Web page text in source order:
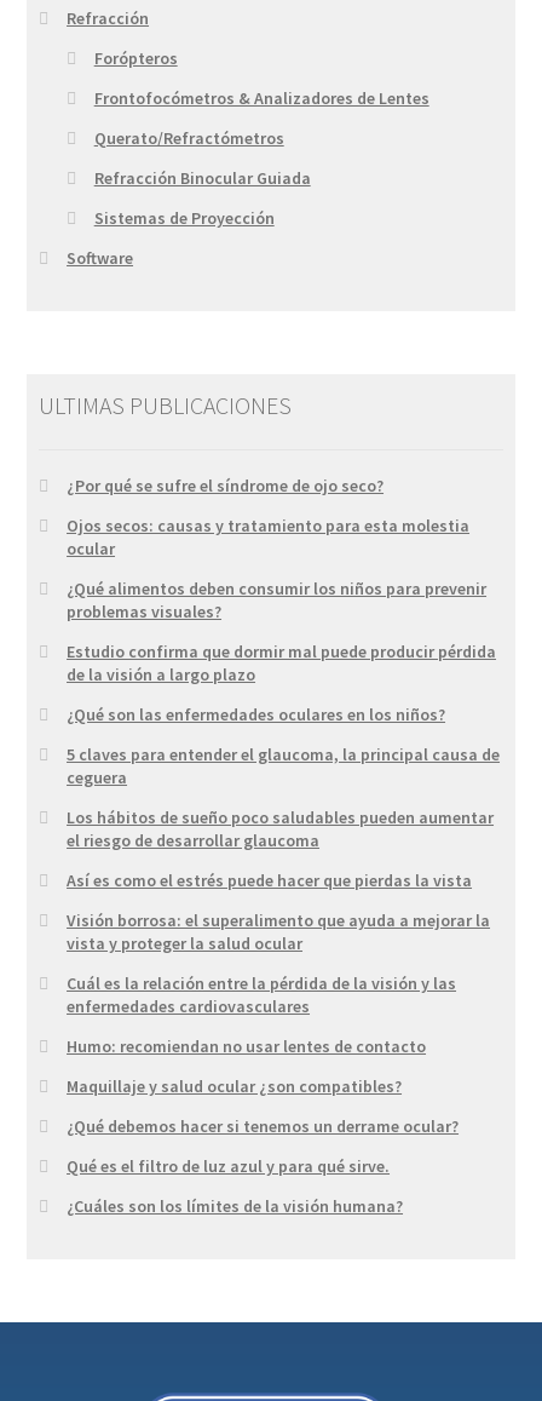
Refracción
Forópteros
Frontofocómetros & Analizadores de Lentes
Querato/Refractómetros
Refracción Binocular Guiada
Sistemas de Proyección
Software
ULTIMAS PUBLICACIONES
¿Por qué se sufre el síndrome de ojo seco?
Ojos secos: causas y tratamiento para esta molestia
ocular
¿Qué alimentos deben consumir los niños para prevenir
problemas visuales?
Estudio confirma que dormir mal puede producir pérdida
de la visión a largo plazo
¿Qué son las enfermedades oculares en los niños?
5 claves para entender el glaucoma, la principal causa de
ceguera
Los hábitos de sueño poco saludables pueden aumentar
el riesgo de desarrollar glaucoma
Así es como el estrés puede hacer que pierdas la vista
Visión borrosa: el superalimento que ayuda a mejorar la
vista y proteger la salud ocular
Cuál es la relación entre la pérdida de la visión y las
enfermedades cardiovasculares
Humo: recomiendan no usar lentes de contacto
Maquillaje y salud ocular ¿son compatibles?
¿Qué debemos hacer si tenemos un derrame ocular?
Qué es el filtro de luz azul y para qué sirve.
¿Cuáles son los límites de la visión humana?